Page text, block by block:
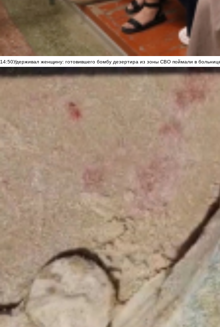
14:50Удерживал женщину: готовившего бомбу дезертира из зоны СВО поймали в